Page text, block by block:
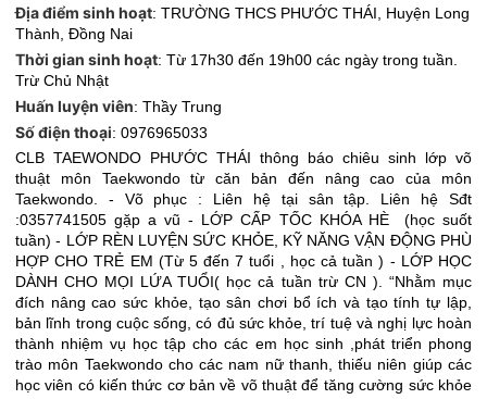
Địa điểm sinh hoạt: TRƯỜNG THCS PHƯỚC THÁI
Huyện Long
Thành Đồng Nai
Thời gian sinh hoạt: Từ 17h30 đến 19h00 các ngày trong tuần.
Trừ Chủ Nhật
Huấn luyện viên: Thầy Trung
Số điện thoại: 0976965033
CLB TAEWONDO PHƯỚC THÁI thông báo chiêu sinh lớp võ
thuật môn Taekwondo từ căn bản đến nâng cao của môn
Taekwondo. - Võ phục : Liên hệ tại sân tập. Liên hệ Sđt
:0357741505 gặp a vũ - LỚP CẤP TỐC KHÓA HÈ (học suốt
tuần) - LỚP RÈN LUYỆN SỨC KHỎE, KỸ NĂNG VẬN ĐỘNG PHÙ
HỢP CHO TRẺ EM (Từ 5 đến 7 tuổi , học cả tuần ) - LỚP HỌC
DÀNH CHO MỌI LỨA TUỔI( học cả tuần trừ CN ). “Nhằm mục
đích nâng cao sức khỏe, tạo sân chơi bổ ích và tạo tính tự lập,
bản lĩnh trong cuộc sống, có đủ sức khỏe, trí tuệ và nghị lực hoàn
thành nhiệm vụ học tập cho các em học sinh ,phát triển phong
trào môn Taekwondo cho các nam nữ thanh, thiếu niên giúp các
học viên có kiến thức cơ bản về võ thuật để tăng cường sức khỏe